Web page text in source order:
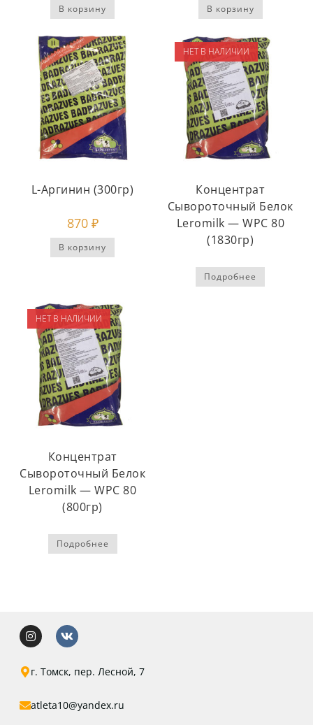
В корзину В корзину
L-Аргинин (300гр)
870 ₽
В корзину
НЕТ В НАЛИЧИИ
Концентрат
Сывороточный Белок
Leromilk — WPC 80
(1830гр)
Подробнее
НЕТ В НАЛИЧИИ
Концентрат
Сывороточный Белок
Leromilk — WPC 80
(800гр)
Подробнее
г. Томск, пер. Лесной, 7
atleta10@yandex.ru